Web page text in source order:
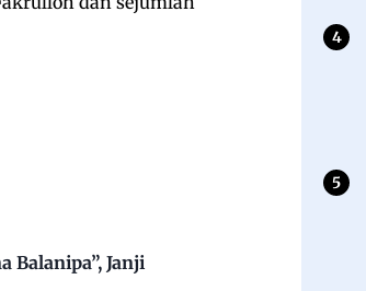
Balanipa”, Janji